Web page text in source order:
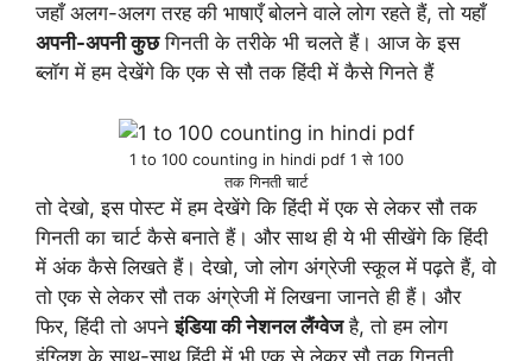
जहाँ अलग-अलग तरह की भाषाएँ बोलने वाले लोग रहते हैं, तो यहाँ
अपनी-अपनी कुछगिनती के तरीके भी चलते हैं। आज के इस
ब्लॉग में हम देखेंगे कि एक से सौ तक हिंदी में कैसे गिनते हैं
1 to 100 counting in hindi pdf 1 से 100
तक गिनती चार्ट
तो देखो, इस पोस्ट में हम देखेंगे कि हिंदी में एक से लेकर सौ तक
गिनती का चार्ट कैसे बनाते हैं। और साथ ही ये भी सीखेंगे कि हिंदी
में अंक कैसे लिखते हैं। देखो, जो लोग अंग्रेजी स्कूल में पढ़ते हैं, वो
तो एक से लेकर सौ तक अंग्रेजी में लिखना जानते ही हैं। और
फिर, हिंदी तो अपनेइंडिया की नेशनल लैंग्वेजहै, तो हम लोग
इंग्लिश के साथ-साथ हिंदी में भी एक से लेकर सौ तक गिनती